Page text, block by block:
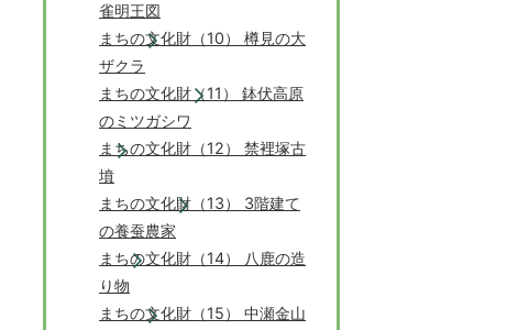
雀明王図
まちの文化財（10） 樽見の大
ザクラ
まちの文化財（11） 鉢伏高原
のミツガシワ
まちの文化財（12） 禁裡塚古
墳
まちの文化財（13） 3階建て
の養蚕農家
まちの文化財（14） 八鹿の造
り物
まちの文化財（15） 中瀬金山